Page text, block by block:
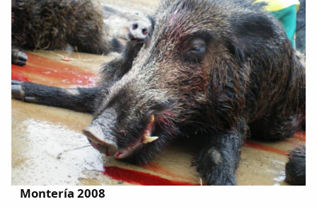
Montería 2008